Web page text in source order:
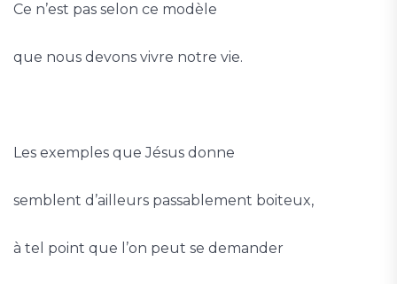
Ce n’est pas selon ce modèle
que nous devons vivre notre vie.
Les exemples que Jésus donne
semblent d’ailleurs passablement boiteux,
à tel point que l’on peut se demander